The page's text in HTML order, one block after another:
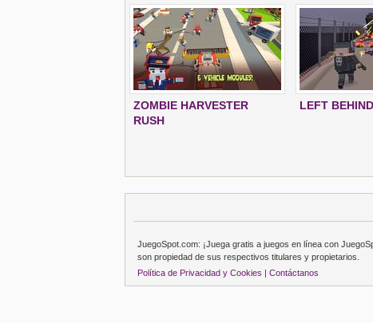
ZOMBIE HARVESTER
RUSH
LEFT BEHIND
JuegoSpot.com: ¡Juega gratis a juegos en línea con
son propiedad de sus respectivos titulares y propietarios.
Política de Privacidad y Cookies | Contáctanos